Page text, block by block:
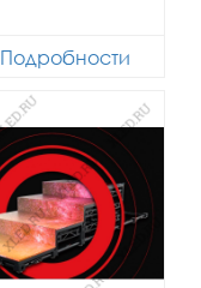
Подробности